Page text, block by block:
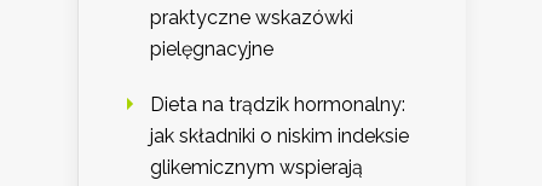
praktyczne wskazówki
pielęgnacyjne
Dieta na trądzik hormonalny:
jak składniki o niskim indeksie
glikemicznym wspierają